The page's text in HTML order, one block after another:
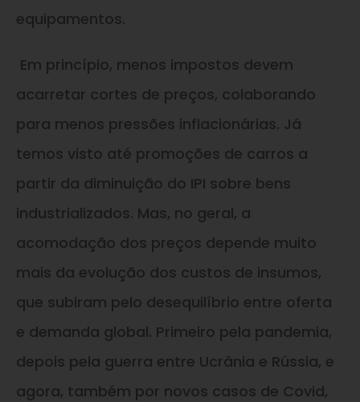
equipamentos.
Em princípio, menos impostos devem
acarretar cortes de preços, colaborando
para menos pressões inflacionárias. Já
temos visto até promoções de carros a
partir da diminuição do IPI sobre bens
industrializados. Mas, no geral, a
acomodação dos preços depende muito
mais da evolução dos custos de insumos,
que subiram pelo desequilíbrio entre oferta
e demanda global. Primeiro pela pandemia,
depois pela guerra entre Ucrânia e Rússia, e
agora, também por novos casos de Covid,